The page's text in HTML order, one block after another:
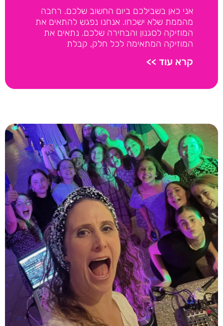
אני כאן בשבילכם ביום החשוב שלכם. רחבה
מהממת שלא ישכחו. אנחנו נפגש להתאים את
המוזיקה לסגנון והבחירה שלכם. נתאים את
המוזיקה המתאימה לכל חלק, קבלת
קרא עוד >>